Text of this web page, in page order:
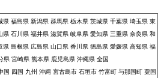
県 福島県 新潟県 群馬県 栃木県 茨城県 千葉県 埼玉県 東
県 石川県 福井県 滋賀県 岐阜県 愛知県 三重県 奈良県 和
県 島根県 広島県 山口県 香川県 徳島県 愛媛県 高知県 福
県 宮崎県 熊本県 鹿児島県 沖縄県 全国
国 四国 九州 沖縄 宮古島市 石垣市 竹富町 与那国町 粟国